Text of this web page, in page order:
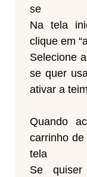
se
Na tela
clique em
Selecione
se quer
ativar a
Quando
carrinho
tela
Se